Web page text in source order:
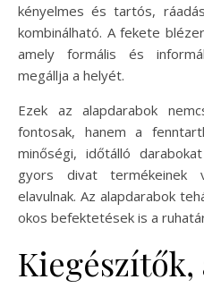
kényelmes és tartós,
kombinálható. A fekete
amely formális és
megállja a helyét.
Ezek az alapdarabok
fontosak, hanem a
minőségi, időtálló
gyors divat termékeinek
elavulnak. Az alapdarabok
okos befektetések is a